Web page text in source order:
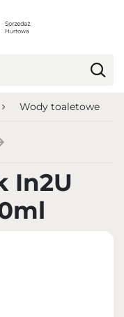
Wody toaletowe
In2U